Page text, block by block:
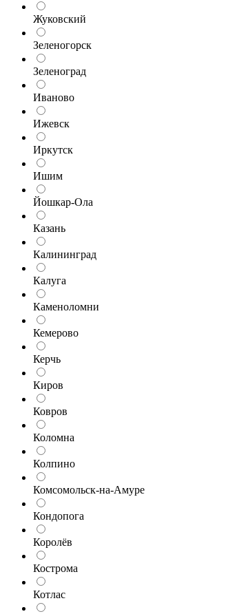
Жуковский
Зеленогорск
Зеленоград
Иваново
Ижевск
Иркутск
Ишим
Йошкар-Ола
Казань
Калининград
Калуга
Каменоломни
Кемерово
Керчь
Киров
Ковров
Коломна
Колпино
Комсомольск-на-Амуре
Кондопога
Королёв
Кострома
Котлас